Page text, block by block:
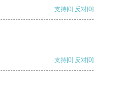
支持[0] 反对[0]
支持[0] 反对[0]